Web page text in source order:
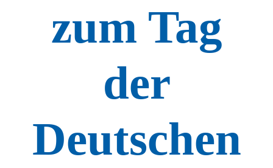
zum Tag
der
Deutschen